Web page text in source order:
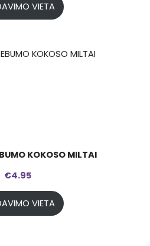
VIETA
KOKOSO MILTAI
€4.95
VIETA